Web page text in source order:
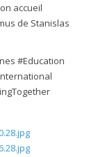
accueil
de Stanislas
#Education